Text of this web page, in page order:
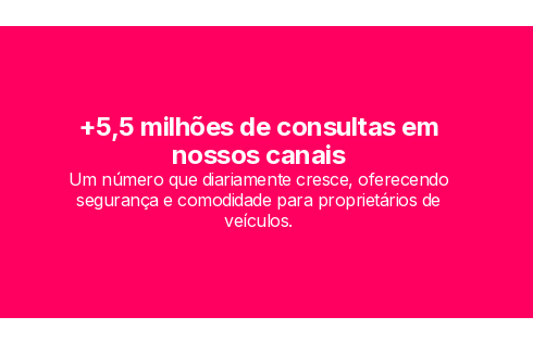
+5,5 milhões de consultas em
nossos canais
Um número que diariamente cresce, oferecendo
segurança e comodidade para proprietários de
veículos.